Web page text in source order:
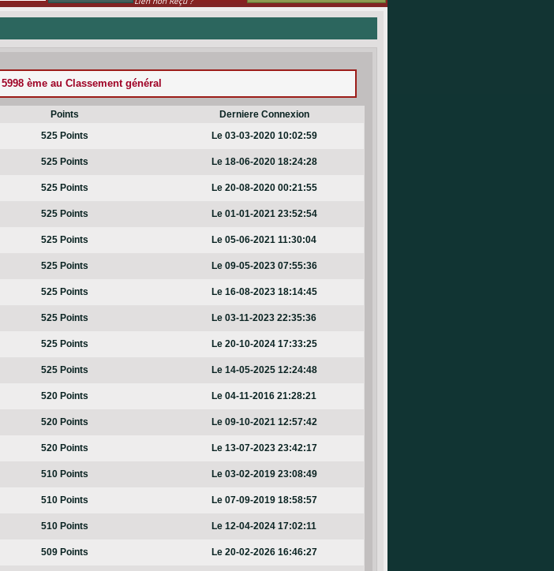
5998 ème au Classement général
Points
Derniere Connexion
525 Points Le 03-03-2020 10:02:59
525 Points Le 18-06-2020 18:24:28
525 Points Le 20-08-2020 00:21:55
525 Points Le 01-01-2021 23:52:54
525 Points Le 05-06-2021 11:30:04
525 Points Le 09-05-2023 07:55:36
525 Points Le 16-08-2023 18:14:45
525 Points Le 03-11-2023 22:35:36
525 Points Le 20-10-2024 17:33:25
525 Points Le 14-05-2025 12:24:48
520 Points Le 04-11-2016 21:28:21
520 Points Le 09-10-2021 12:57:42
520 Points Le 13-07-2023 23:42:17
510 Points Le 03-02-2019 23:08:49
510 Points Le 07-09-2019 18:58:57
510 Points Le 12-04-2024 17:02:11
509 Points Le 20-02-2026 16:46:27